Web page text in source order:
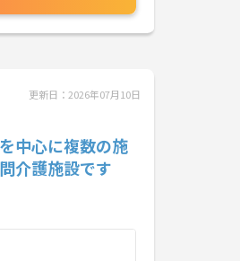
更新日：2026年07月10日
中心に複数の施
介護施設です